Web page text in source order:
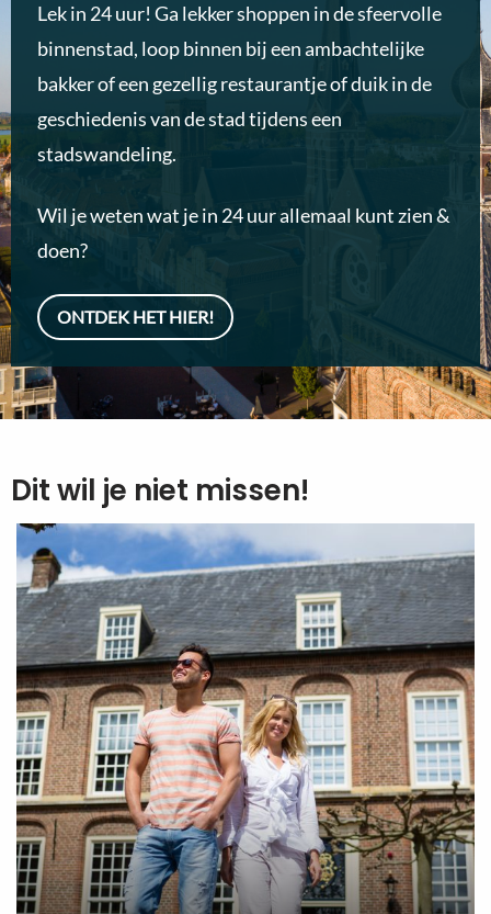
Lek in 24 uur! Ga lekker shoppen in de sfeervolle
binnenstad, loop binnen bij een ambachtelijke
bakker of een gezellig restaurantje of duik in de
geschiedenis van de stad tijdens een
stadswandeling.
Wil je weten wat je in 24 uur allemaal kunt zien &
doen?
ONTDEK HET HIER!
Dit wil je niet missen!